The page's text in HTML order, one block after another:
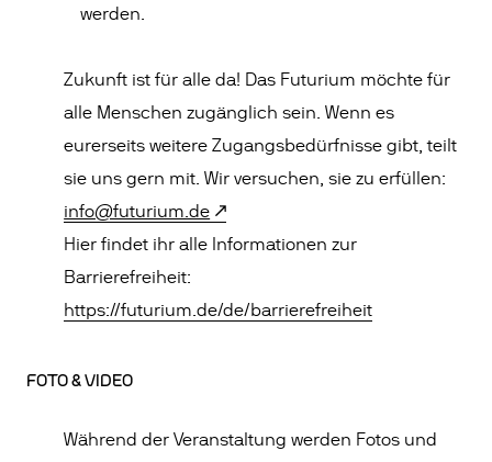
werden.
Zukunft ist für alle da! Das Futurium möchte für
alle Menschen zugänglich sein. Wenn es
eurerseits weitere Zugangsbedürfnisse gibt, teilt
sie uns gern mit. Wir versuchen, sie zu erfüllen:
info@futurium.de
Hier findet ihr alle Informationen zur
Barrierefreiheit:
https://futurium.de/de/barrierefreiheit
FOTO & VIDEO
Während der Veranstaltung werden Fotos und